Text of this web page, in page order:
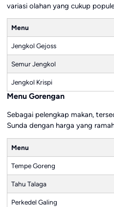
variasi olahan yang cukup
Menu
Jengkol Gejoss
Semur Jengkol
Jengkol Krispi
Menu Gorengan
Sebagai pelengkap makan,
Sunda dengan harga yang
Menu
Tempe Goreng
Tahu Talaga
Perkedel Galing